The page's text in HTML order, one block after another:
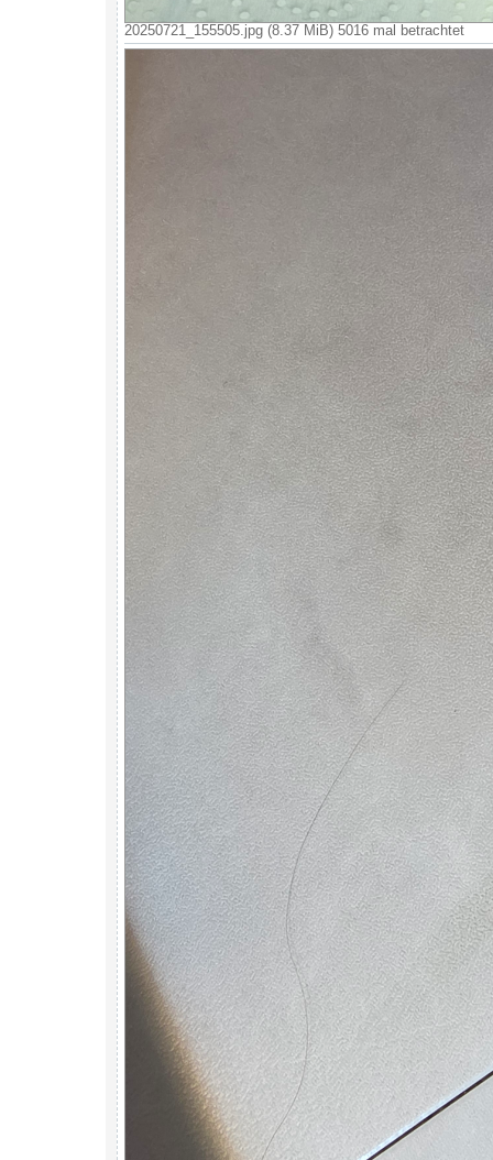
20250721_155505.jpg (8.37 MiB) 5016 mal betrachtet